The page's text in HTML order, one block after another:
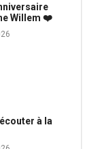
Willem ❤️
à la